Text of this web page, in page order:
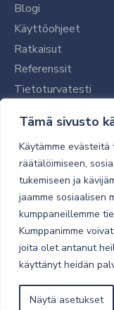
Tämä sivusto
Käytämme evästeitä
räätälöimiseen,
tukemiseen ja
jaamme sosiaalisen
kumppaneillemme
Kumppanimme
joita olet antanut
käyttänyt heidän
Näytä asetukset
Blogi
Käyttöohjeet
Ratkaisut
Referenssit
Tietoturvatesti
Tilaajalle
Toimitustavat ja -
Verkkokaupan
Toimitusehdot
Tietosuojaseloste
Tietoturva
© 2026 Micro Magic